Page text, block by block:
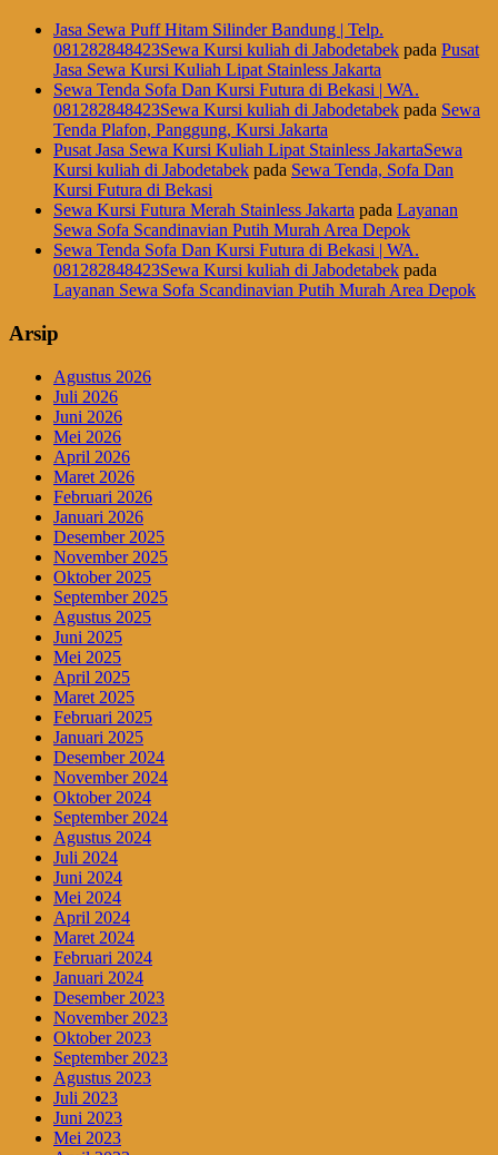
Jasa Sewa Puff Hitam Silinder Bandung | Telp.
081282848423Sewa Kursi kuliah di Jabodetabek pada Pusat
Jasa Sewa Kursi Kuliah Lipat Stainless Jakarta
Sewa Tenda Sofa Dan Kursi Futura di Bekasi | WA.
081282848423Sewa Kursi kuliah di Jabodetabek pada Sewa
Tenda Plafon, Panggung, Kursi Jakarta
Pusat Jasa Sewa Kursi Kuliah Lipat Stainless JakartaSewa
Kursi kuliah di Jabodetabek pada Sewa Tenda, Sofa Dan
Kursi Futura di Bekasi
Sewa Kursi Futura Merah Stainless Jakarta pada Layanan
Sewa Sofa Scandinavian Putih Murah Area Depok
Sewa Tenda Sofa Dan Kursi Futura di Bekasi | WA.
081282848423Sewa Kursi kuliah di Jabodetabek pada
Layanan Sewa Sofa Scandinavian Putih Murah Area Depok
Arsip
Agustus 2026
Juli 2026
Juni 2026
Mei 2026
April 2026
Maret 2026
Februari 2026
Januari 2026
Desember 2025
November 2025
Oktober 2025
September 2025
Agustus 2025
Juni 2025
Mei 2025
April 2025
Maret 2025
Februari 2025
Januari 2025
Desember 2024
November 2024
Oktober 2024
September 2024
Agustus 2024
Juli 2024
Juni 2024
Mei 2024
April 2024
Maret 2024
Februari 2024
Januari 2024
Desember 2023
November 2023
Oktober 2023
September 2023
Agustus 2023
Juli 2023
Juni 2023
Mei 2023